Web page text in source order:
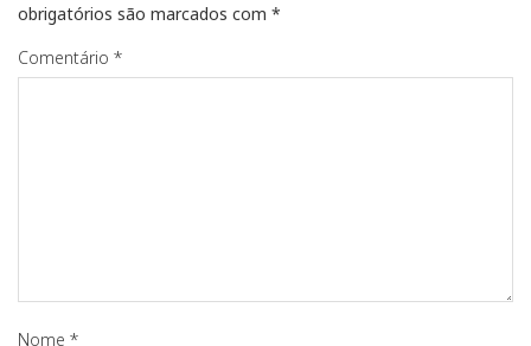
obrigatórios são marcados com *
Comentário *
Nome *